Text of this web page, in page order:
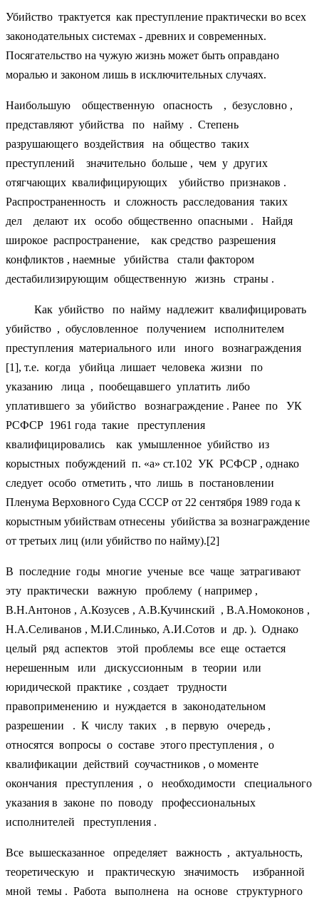
Убийство трактуется как преступление практически во всех
законодательных системах - древних и современных.
Посягательство на чужую жизнь может быть оправдано
моралью и законом лишь в исключительных случаях.
Наибольшую общественную опасность , безусловно ,
представляют убийства по найму . Степень
разрушающего воздействия на общество таких
преступлений значительно больше , чем у других
отягчающих квалифицирующих убийство признаков .
Распространенность и сложность расследования таких
дел делают их особо общественно опасными . Найдя
широкое распространение, как средство разрешения
конфликтов , наемные убийства стали фактором
дестабилизирующим общественную жизнь страны .
Как убийство по найму надлежит квалифицировать
убийство , обусловленное получением исполнителем
преступления материального или иного вознаграждения
[1], т.е. когда убийца лишает человека жизни по
указанию лица , пообещавшего уплатить либо
уплатившего за убийство вознаграждение . Ранее по УК
РСФСР 1961 года такие преступления
квалифицировались как умышленное убийство из
корыстных побуждений п. «а» ст.102 УК РСФСР , однако
следует особо отметить , что лишь в постановлении
Пленума Верховного Суда СССР от 22 сентября 1989 года к
корыстным убийствам отнесены убийства за вознаграждение
от третьих лиц (или убийство по найму).[2]
В последние годы многие ученые все чаще затрагивают
эту практически важную проблему ( например ,
В.Н.Антонов , А.Козусев , А.В.Кучинский , В.А.Номоконов ,
Н.А.Селиванов , М.И.Слинько, А.И.Сотов и др. ). Однако
целый ряд аспектов этой проблемы все еще остается
нерешенным или дискуссионным в теории или
юридической практике , создает трудности
правоприменению и нуждается в законодательном
разрешении . К числу таких , в первую очередь ,
относятся вопросы о составе этого преступления , о
квалификации действий соучастников , о моменте
окончания преступления , о необходимости специального
указания в законе по поводу профессиональных
исполнителей преступления .
Все вышесказанное определяет важность , актуальность,
теоретическую и практическую значимость избранной
мной темы . Работа выполнена на основе структурного